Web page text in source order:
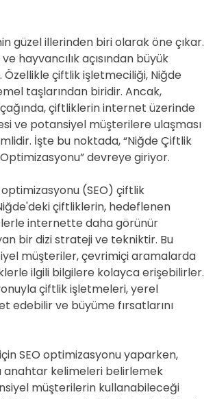
güzel illerinden biri olarak öne çıkar.
hayvancılık açısından büyük
çiftlik işletmeciliği, Niğde
taşlarından biridir. Ancak,
çiftliklerin internet üzerinde
ve potansiyel müşterilere ulaşması
İşte bu noktada, “Niğde Çiftlik
devreye giriyor.
(SEO) çiftlik
çiftliklerin, hedeflenen
internette daha görünür
bir dizi strateji ve tekniktir. Bu
müşteriler, çevrimiçi aramalarda
ilgili bilgilere kolayca erişebilirler.
çiftlik işletmeleri, yerel
edebilir ve büyüme fırsatlarını
SEO optimizasyonu yaparken,
anahtar kelimeleri belirlemek
müşterilerin kullanabileceği